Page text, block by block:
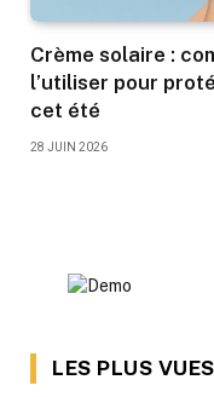
Crème solaire :
l’utiliser pour
cet été
28 JUIN 2026
LES PLUS VUES